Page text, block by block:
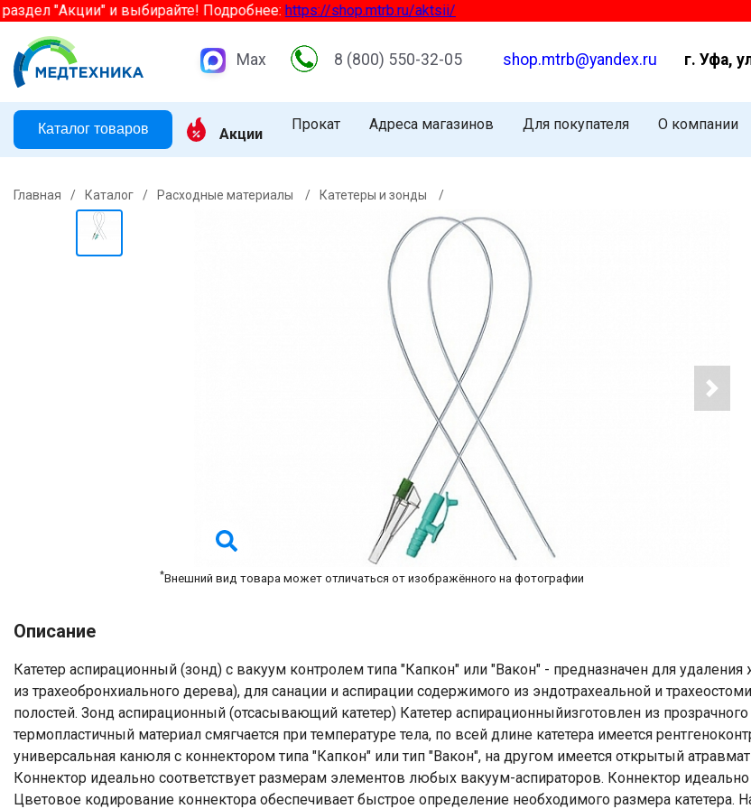
"Акции" и выбирайте! Подробнее:https://shop.mtrb.ru/aktsii/
Max 8 (800) 550-32-05 shop.mtrb@yandex.ru г. Уфа,
Каталог товаров Акции
Прокат Адреса магазинов Для покупателя О компании
Главная / Каталог / Расходные материалы / Катетеры и зонды /
*Внешний вид товара может отличаться от изображённого на фотографии
Описание
Катетер аспирационный (зонд) с вакуум контролем типа "Капкон" или "Вакон" - предназначен для
из трахеобронхиального дерева), для санации и аспирации содержимого из эндотрахеальной и
полостей. Зонд аспирационный (отсасывающий катетер) Катетер аспирационныйизготовлен из
термопластичный материал смягчается при температуре тела, по всей длине катетера имеется
универсальная канюля с коннектором типа "Капкон" или тип "Вакон", на другом имеется открытый
Коннектор идеально соответствует размерам элементов любых вакуум-аспираторов. Коннектор
Цветовое кодирование коннектора обеспечивает быстрое определение необходимого размера катетера.